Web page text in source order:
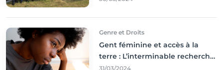
Genre et Droits
Gent féminine et accès à la
terre : L’interminable recherche
des droits
31/03/2024